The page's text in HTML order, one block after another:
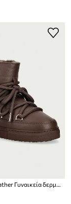
Inuikii Full Leather Γυναικεία δερμάτινα